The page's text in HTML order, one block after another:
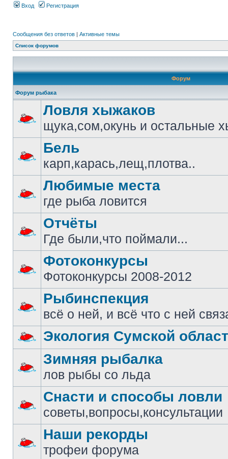
Вход Регистрация
Сообщения без ответов | Активные темы
Список форумов
Форум
Форум рыбака
Ловля хыжаков
щука,сом,окунь и остальные
Бель
карп,карась,лещ,плотва..
Любимые места
где рыба ловится
Отчёты
Где были,что поймали...
Фотоконкурсы
Фотоконкурсы 2008-2012
Рыбинспекция
всё о ней, и всё что с ней
Экология Сумской
Зимняя рыбалка
лов рыбы со льда
Снасти и способы ловли
советы,вопросы,консультации
Наши рекорды
трофеи форума